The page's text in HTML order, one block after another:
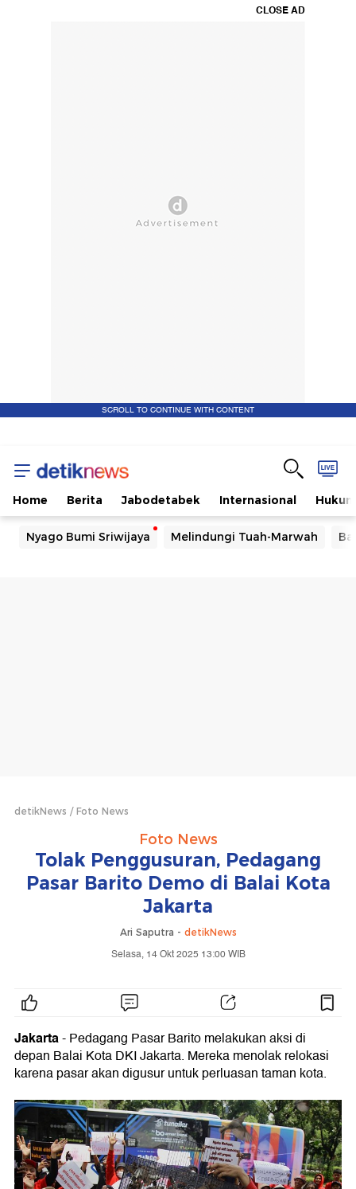
CLOSE AD
SCROLL TO CONTINUE WITH CONTENT
Home Berita Jabodetabek Internasional Hukum
Nyago Bumi Sriwijaya Melindungi Tuah-Marwah
detikNews Foto News
Foto News
Tolak Penggusuran, Pedagang
Pasar Barito Demo di Balai Kota
Jakarta
Ari Saputra - detikNews
Selasa, 14 Okt 2025 13:00 WIB
Jakarta- Pedagang Pasar Barito melakukan aksi di
depan Balai Kota DKI Jakarta. Mereka menolak relokasi
karena pasar akan digusur untuk perluasan taman kota.